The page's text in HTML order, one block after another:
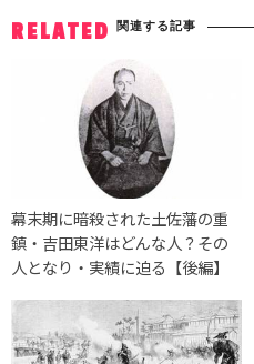
RELATED 関連する記事
幕末期に暗殺された土佐藩の重
鎮・吉田東洋はどんな人？その
人となり・実績に迫る【後編】